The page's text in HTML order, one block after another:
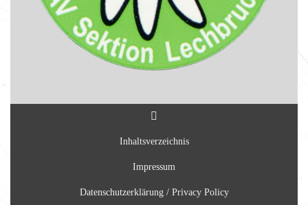
Inhaltsverzeichnis
Impressum
Datenschutzerklärung / Privacy Policy